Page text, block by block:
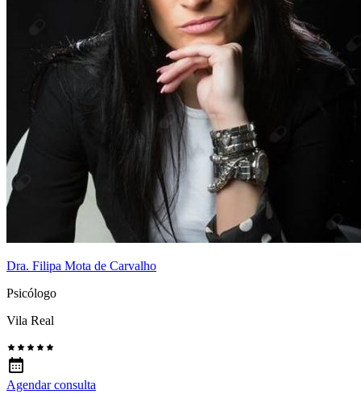
Dra. Filipa Mota de Carvalho
Psicólogo
Vila Real
Agendar consulta